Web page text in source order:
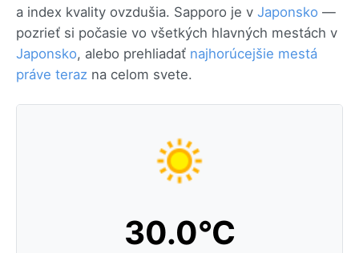
a index kvality ovzdušia. Sapporo je v Japonsko —
pozrieť si počasie vo všetkých hlavných mestách v
Japonsko, alebo prehliadať najhorúcejšie mestá
práve teraz na celom svete.
30.0°C